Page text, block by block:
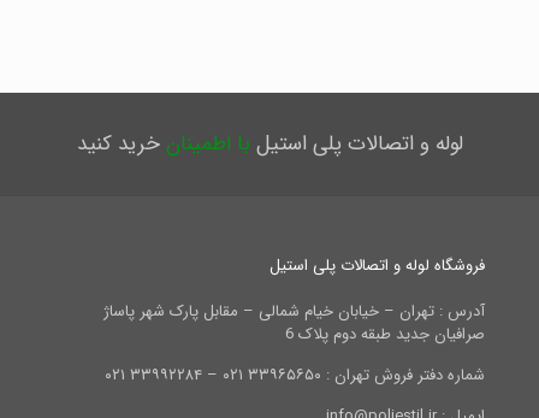
لوله و اتصالات پلی استیل با اطمینانخرید کنید
فروشگاه لوله و اتصالات پلی استیل
آدرس : تهران – خیابان خیام شمالی – مقابل پارک شهر پاساژ
صرافیان جدید طبقه دوم پلاک 6
شماره دفتر فروش تهران : ۳۳۹۶۵۶۵۰ ۰۲۱ – ۳۳۹۹۲۲۸۴ ۰۲۱